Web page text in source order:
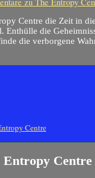
Centre die Zeit in
Enthülle die
die verborgene
Centre
Entropy Centre